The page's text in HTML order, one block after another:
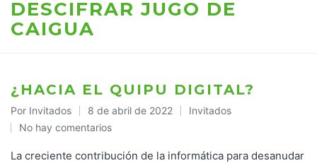
DESCIFRAR JUGO DE
CAIGUA
¿HACIA EL QUIPU DIGITAL?
Publicado
por
Por Invitados 8 de abril de 2022
Publicado
Invitados
No hay comentarios
La creciente contribución de la informática para desanudar